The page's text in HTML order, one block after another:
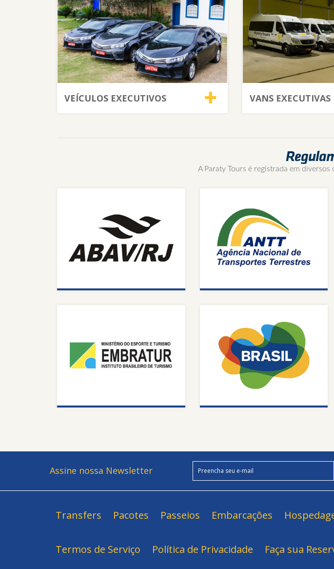
VEÍCULOS EXECUTIVOS VANS EXECUTIVAS
A Paraty Tours é registrada em
Assine nossa Newsletter
Transfers Pacotes Passeios Embarcações
Termos de Serviço Política de Privacidade Faça sua